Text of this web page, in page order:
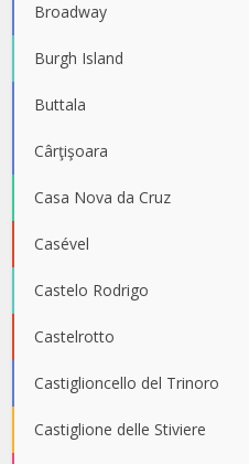
Broadway
Burgh Island
Buttala
Cârţişoara
Casa Nova da Cruz
Casével
Castelo Rodrigo
Castelrotto
Castiglioncello del Trinoro
Castiglione delle Stiviere